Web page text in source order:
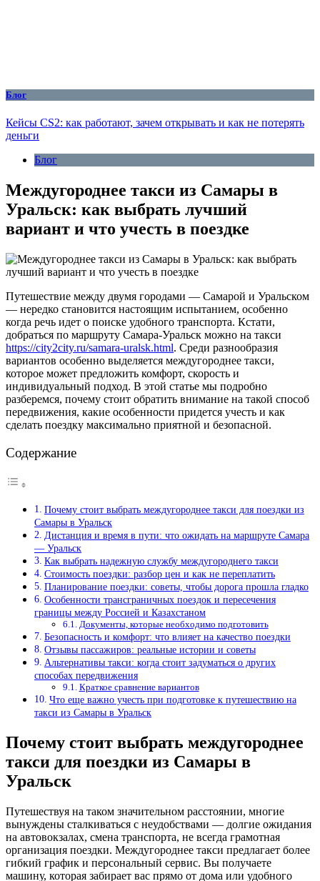
Блог
Кейсы CS2: как работают, зачем открывать и как не потерять
деньги
Блог
Междугороднее такси из Самары в
Уральск: как выбрать лучший
вариант и что учесть в поездке
Путешествие между двумя городами — Самарой и Уральском
— нередко становится настоящим испытанием, особенно
когда речь идет о поиске удобного транспорта. Кстати,
добраться по маршруту Самара-Уральск можно на такси
https://city2city.ru/samara-uralsk.html. Среди разнообразия
вариантов особенно выделяется междугороднее такси,
которое может предложить комфорт, скорость и
индивидуальный подход. В этой статье мы подробно
разберемся, почему стоит обратить внимание на такой способ
передвижения, какие особенности придется учесть и как
сделать поездку максимально приятной и безопасной.
Содержание
Почему стоит выбрать междугороднее такси для поездки из
Самары в Уральск
Дистанция и время в пути: что ожидать на маршруте Самара
— Уральск
Как выбрать надежную службу междугороднего такси
Стоимость поездки: разбор цен и как не переплатить
Планирование поездки: советы, чтобы дорога прошла гладко
Особенности трансграничных поездок и пересечения
границы между Россией и Казахстаном
Документы, которые необходимо подготовить
Безопасность и комфорт: что влияет на качество поездки
Отзывы пассажиров: реальные истории и советы
Альтернативы такси: когда стоит задуматься о других
способах передвижения
Краткое сравнение вариантов
Что еще важно учесть при подготовке к путешествию на
такси из Самары в Уральск
Почему стоит выбрать междугороднее
такси для поездки из Самары в
Уральск
Путешествуя на таком значительном расстоянии, многие
вынуждены сталкиваться с неудобствами — долгие ожидания
на автовокзалах, смена транспорта, не всегда грамотная
организация поездки. Междугороднее такси предлагает более
гибкий график и персональный сервис. Вы получаете
машину, которая забирает вас прямо от дома или удобного